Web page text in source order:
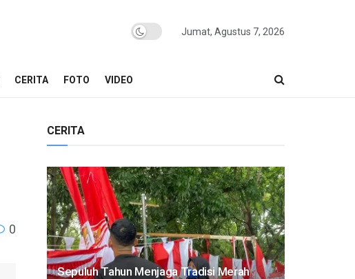
Jumat, Agustus 7, 2026
CERITA FOTO VIDEO
0
CERITA
Sepuluh Tahun Menjaga Tradisi Merah